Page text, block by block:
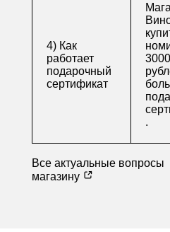
4) Как
работает
подарочный
сертификат
.
Все актуальные вопросы
магазину